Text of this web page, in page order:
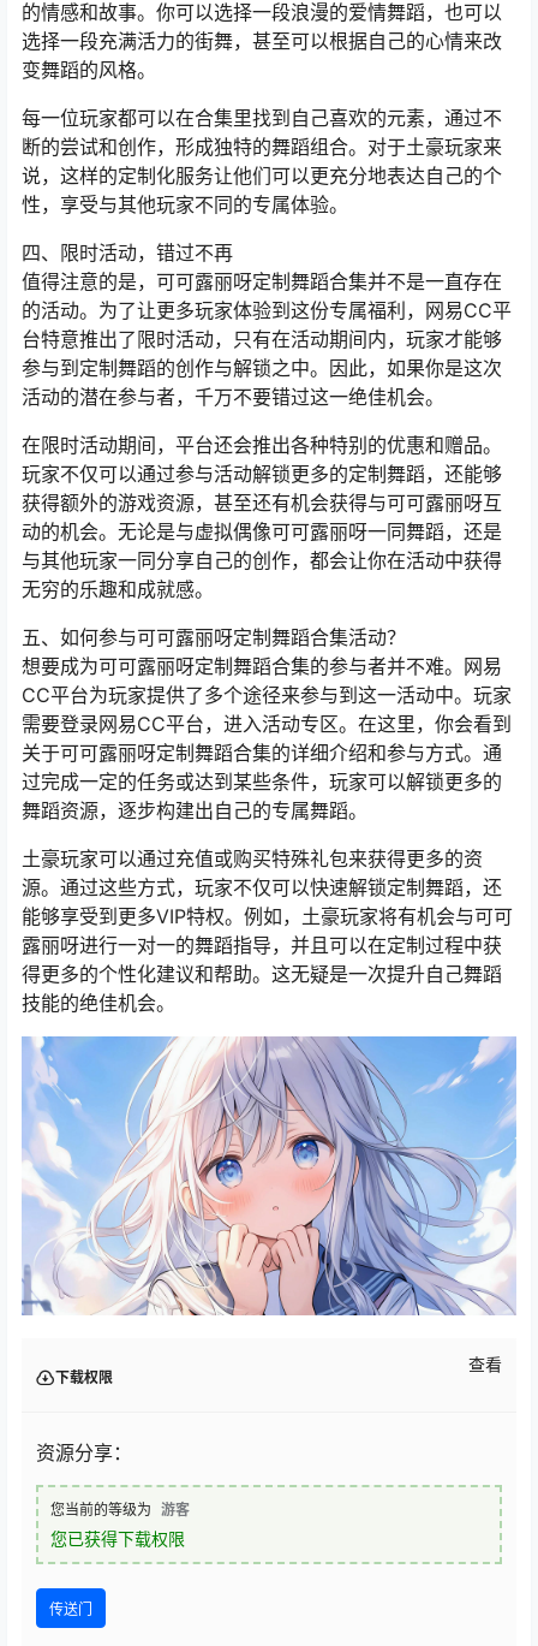
的情感和故事。你可以选择一段浪漫的爱情舞蹈，也可以
选择一段充满活力的街舞，甚至可以根据自己的心情来改
变舞蹈的风格。
每一位玩家都可以在合集里找到自己喜欢的元素，通过不
断的尝试和创作，形成独特的舞蹈组合。对于土豪玩家来
说，这样的定制化服务让他们可以更充分地表达自己的个
性，享受与其他玩家不同的专属体验。
四、限时活动，错过不再
值得注意的是，可可露丽呀定制舞蹈合集并不是一直存在
的活动。为了让更多玩家体验到这份专属福利，网易CC平
台特意推出了限时活动，只有在活动期间内，玩家才能够
参与到定制舞蹈的创作与解锁之中。因此，如果你是这次
活动的潜在参与者，千万不要错过这一绝佳机会。
在限时活动期间，平台还会推出各种特别的优惠和赠品。
玩家不仅可以通过参与活动解锁更多的定制舞蹈，还能够
获得额外的游戏资源，甚至还有机会获得与可可露丽呀互
动的机会。无论是与虚拟偶像可可露丽呀一同舞蹈，还是
与其他玩家一同分享自己的创作，都会让你在活动中获得
无穷的乐趣和成就感。
五、如何参与可可露丽呀定制舞蹈合集活动？
想要成为可可露丽呀定制舞蹈合集的参与者并不难。网易
CC平台为玩家提供了多个途径来参与到这一活动中。玩家
需要登录网易CC平台，进入活动专区。在这里，你会看到
关于可可露丽呀定制舞蹈合集的详细介绍和参与方式。通
过完成一定的任务或达到某些条件，玩家可以解锁更多的
舞蹈资源，逐步构建出自己的专属舞蹈。
土豪玩家可以通过充值或购买特殊礼包来获得更多的资
源。通过这些方式，玩家不仅可以快速解锁定制舞蹈，还
能够享受到更多VIP特权。例如，土豪玩家将有机会与可可
露丽呀进行一对一的舞蹈指导，并且可以在定制过程中获
得更多的个性化建议和帮助。这无疑是一次提升自己舞蹈
技能的绝佳机会。
下载权限
查看
资源分享：
您当前的等级为 游客
您已获得下载权限
传送门